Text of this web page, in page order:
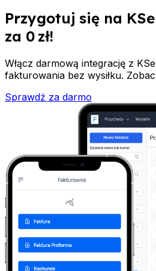
Przygotuj się na
za 0 zł!
Włącz darmową integrację z
fakturowania bez wysiłku.
Sprawdź za darmo